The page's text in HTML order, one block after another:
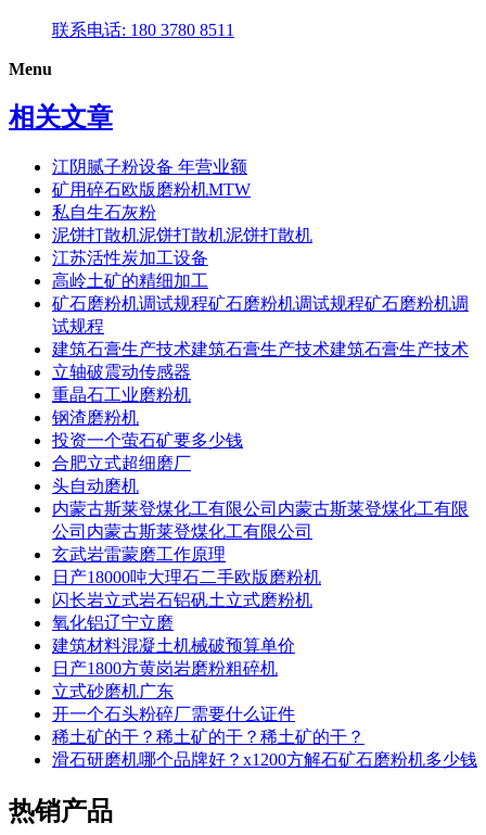
联系电话: 180 3780 8511
Menu
相关文章
江阴腻子粉设备 年营业额
矿用碎石欧版磨粉机MTW
私自生石灰粉
泥饼打散机泥饼打散机泥饼打散机
江苏活性炭加工设备
高岭土矿的精细加工
矿石磨粉机调试规程矿石磨粉机调试规程矿石磨粉机调
试规程
建筑石膏生产技术建筑石膏生产技术建筑石膏生产技术
立轴破震动传感器
重晶石工业磨粉机
钢渣磨粉机
投资一个萤石矿要多少钱
合肥立式超细磨厂
头自动磨机
内蒙古斯莱登煤化工有限公司内蒙古斯莱登煤化工有限
公司内蒙古斯莱登煤化工有限公司
玄武岩雷蒙磨工作原理
日产18000吨大理石二手欧版磨粉机
闪长岩立式岩石铝矾土立式磨粉机
氧化铝辽宁立磨
建筑材料混凝土机械破预算单价
日产1800方黄岗岩磨粉粗碎机
立式砂磨机广东
开一个石头粉碎厂需要什么证件
稀土矿的干？稀土矿的干？稀土矿的干？
滑石研磨机哪个品牌好？x1200方解石矿石磨粉机多少钱
热销产品